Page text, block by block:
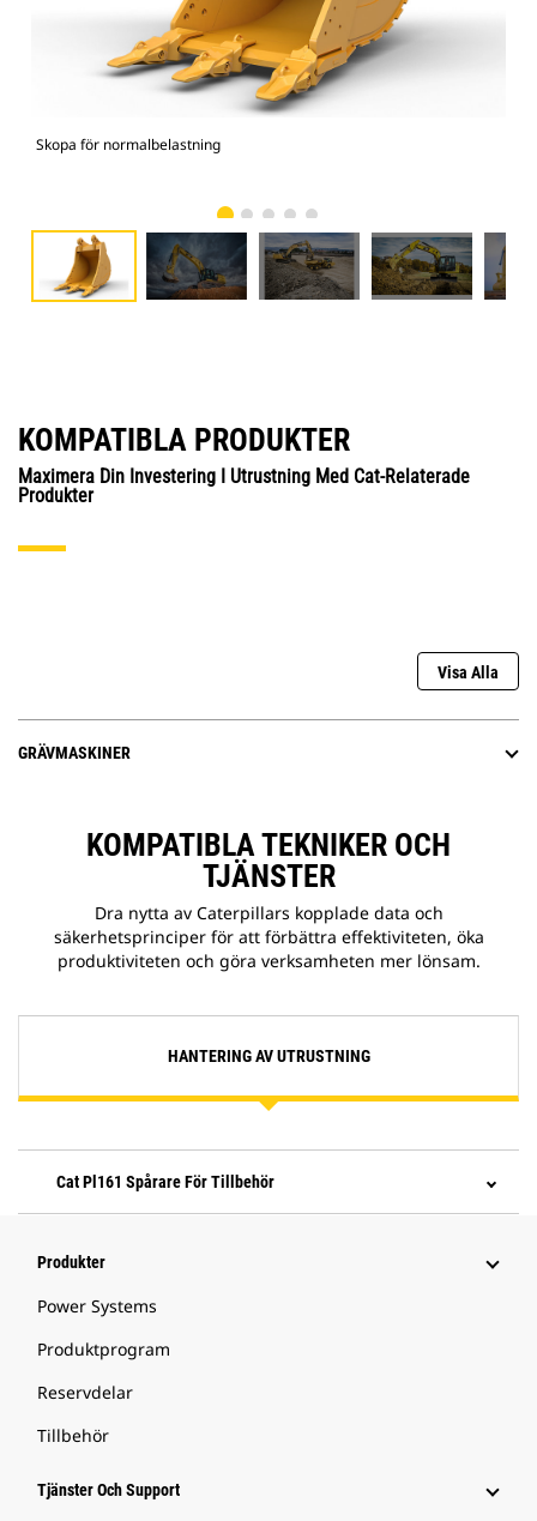
Skopa för normalbelastning
KOMPATIBLA PRODUKTER
Maximera Din Investering I Utrustning Med Cat-Relaterade
Produkter
Visa Alla
GRÄVMASKINER
KOMPATIBLA TEKNIKER OCH
TJÄNSTER
Dra nytta av Caterpillars kopplade data och
säkerhetsprinciper för att förbättra effektiviteten, öka
produktiviteten och göra verksamheten mer lönsam.
HANTERING AV UTRUSTNING
Cat Pl161 Spårare För Tillbehör
Produkter
Power Systems
Produktprogram
Reservdelar
Tillbehör
Tjänster Och Support